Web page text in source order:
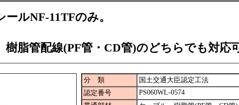
ールNF-11TFのみ。
樹脂管配線(PF管・CD管)のどちらでも対応
分 類
国土交通大臣認定工法
認定番号
PS060WL-0574